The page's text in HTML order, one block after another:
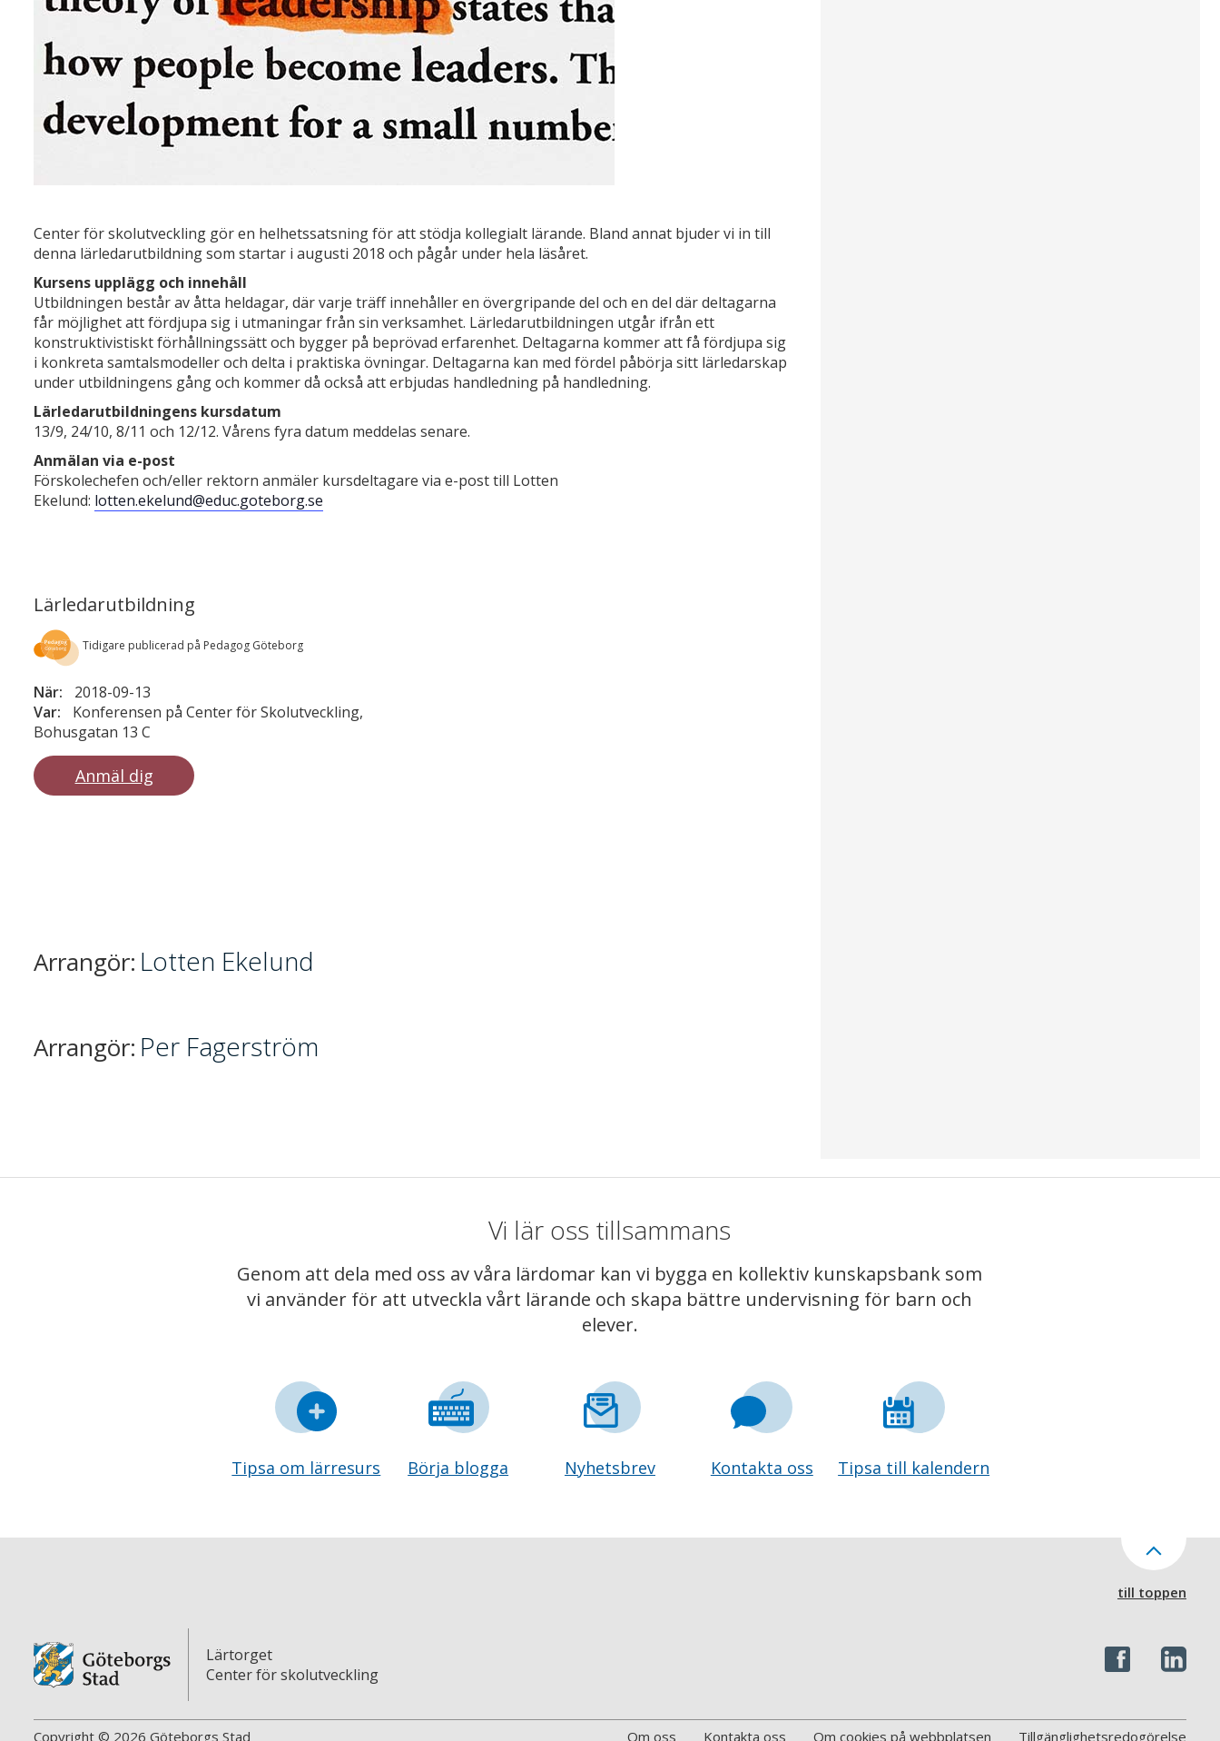
Center för skolutveckling gör en helhetssatsning för att stödja kollegialt lärande. Bland annat bjuder vi in till
denna lärledarutbildning som startar i augusti 2018 och pågår under hela läsåret.
Kursens upplägg och innehåll
Utbildningen består av åtta heldagar, där varje träff innehåller en övergripande del och en del där deltagarna
får möjlighet att fördjupa sig i utmaningar från sin verksamhet. Lärledarutbildningen utgår ifrån ett
konstruktivistiskt förhållningssätt och bygger på beprövad erfarenhet. Deltagarna kommer att få fördjupa sig
i konkreta samtalsmodeller och delta i praktiska övningar. Deltagarna kan med fördel påbörja sitt lärledarskap
under utbildningens gång och kommer då också att erbjudas handledning på handledning.
Lärledarutbildningens kursdatum
13/9, 24/10, 8/11 och 12/12. Vårens fyra datum meddelas senare.
Anmälan via e-post
Förskolechefen och/eller rektorn anmäler kursdeltagare via e-post till Lotten
Ekelund: lotten.ekelund@educ.goteborg.se
Lärledarutbildning
Tidigare publicerad på Pedagog Göteborg
När:
2018-09-13
Var:
Konferensen på Center för Skolutveckling,
Bohusgatan 13 C
Anmäl dig
Arrangör: Lotten Ekelund
Arrangör: Per Fagerström
Vi lär oss tillsammans
Genom att dela med oss av våra lärdomar kan vi bygga en kollektiv kunskapsbank som
vi använder för att utveckla vårt lärande och skapa bättre undervisning för barn och
elever.
Tipsa om lärresurs Börja blogga Nyhetsbrev Kontakta oss Tipsa till kalendern
till toppen
Lärtorget
Center för skolutveckling
Copyright © 2026 Göteborgs Stad Om oss Kontakta oss Om cookies på webbplatsen Tillgänglighetsredogörelse